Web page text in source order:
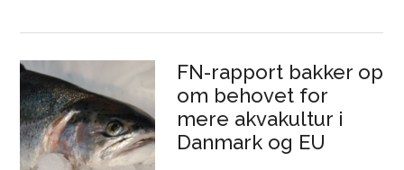
FN-rapport bakker op
om behovet for
mere akvakultur i
Danmark og EU